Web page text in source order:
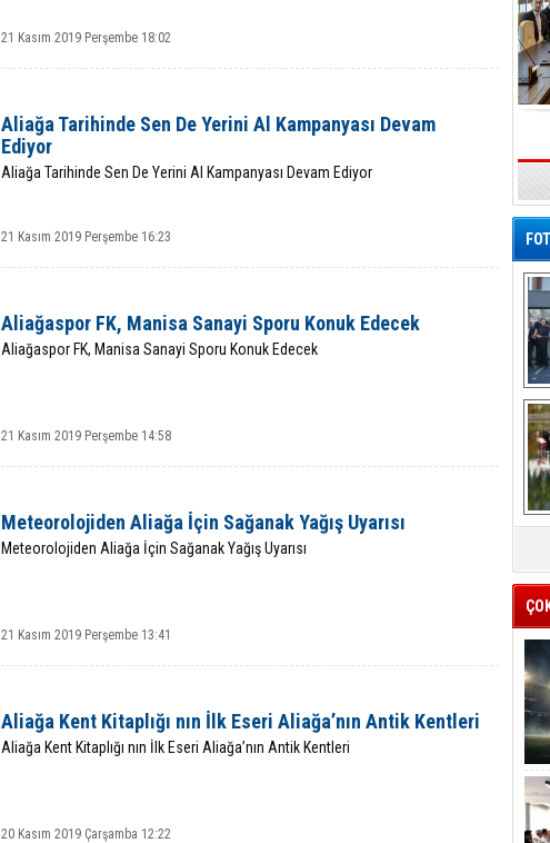
21 Kasım 2019 Perşembe 18:02
Aliağa Tarihinde Sen De Yerini Al Kampanyası Devam
Ediyor
Aliağa Tarihinde Sen De Yerini Al Kampanyası Devam Ediyor
21 Kasım 2019 Perşembe 16:23
Aliağaspor FK, Manisa Sanayi Sporu Konuk Edecek
Aliağaspor FK, Manisa Sanayi Sporu Konuk Edecek
21 Kasım 2019 Perşembe 14:58
Meteorolojiden Aliağa İçin Sağanak Yağış Uyarısı
Meteorolojiden Aliağa İçin Sağanak Yağış Uyarısı
21 Kasım 2019 Perşembe 13:41
Aliağa Kent Kitaplığı nın İlk Eseri Aliağa’nın Antik Kentleri
Aliağa Kent Kitaplığı nın İlk Eseri Aliağa’nın Antik Kentleri
20 Kasım 2019 Çarşamba 12:22